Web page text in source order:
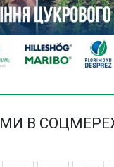
МИ В